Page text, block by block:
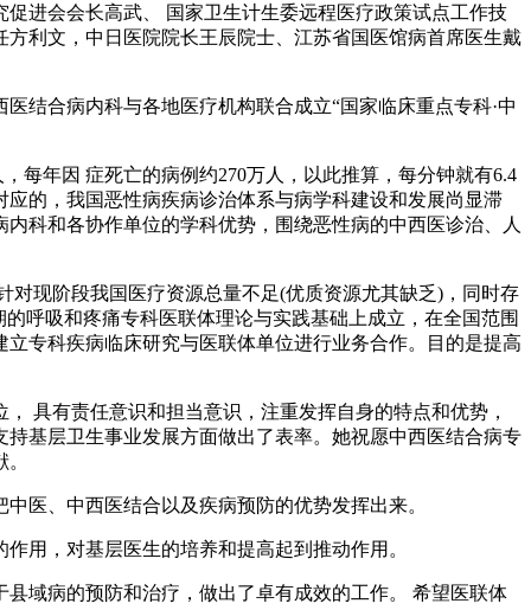
进会会长高武、 国家卫生计生委远程医疗政策试点工作技
利文，中日医院院长王辰院士、江苏省国医馆病首席医生戴
合病内科与各地医疗机构联合成立“国家临床重点专科·中
年因 症死亡的病例约270万人，以此推算，每分钟就有6.4
的，我国恶性病疾病诊治体系与病学科建设和发展尚显滞
科和各协作单位的学科优势，围绕恶性病的中西医诊治、人
现阶段我国医疗资源总量不足(优质资源尤其缺乏)，同时存
呼吸和疼痛专科医联体理论与实践基础上成立，在全国范围
专科疾病临床研究与医联体单位进行业务合作。目的是提高
具有责任意识和担当意识，注重发挥自身的特点和优势，
基层卫生事业发展方面做出了表率。她祝愿中西医结合病专
、中西医结合以及疾病预防的优势发挥出来。
，对基层医生的培养和提高起到推动作用。
域病的预防和治疗，做出了卓有成效的工作。 希望医联体